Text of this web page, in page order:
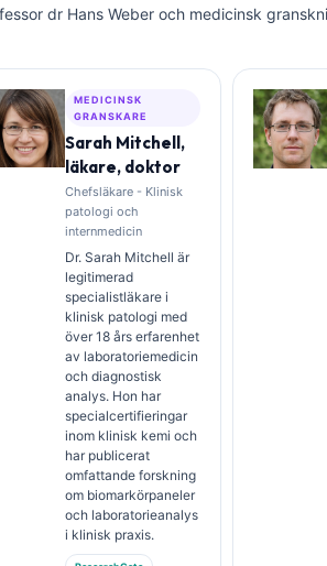
dr Hans Weber och medicinsk
MEDICINSK
GRANSKARE
Sarah Mitchell,
läkare, doktor
Chefsläkare - Klinisk
patologi och
internmedicin
Dr. Sarah Mitchell är
legitimerad
specialistläkare i
klinisk patologi med
över 18 års erfarenhet
av laboratoriemedicin
och diagnostisk
analys. Hon har
specialcertifieringar
inom klinisk kemi och
har publicerat
omfattande forskning
om biomarkörpaneler
och laboratorieanalys
i klinisk praxis.